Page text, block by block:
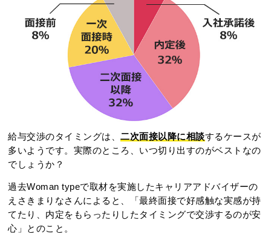
給与交渉のタイミングは、 二次面接以降に相談するケースが
多いようです。実際のところ、いつ切り出すのがベストなの
でしょうか？
過去Woman typeで取材を実施したキャリアアドバイザーの
えさきまりなさんによると、「最終面接で好感触な実感が持
てたり、内定をもらったりしたタイミングで交渉するのが安
心」とのこと。